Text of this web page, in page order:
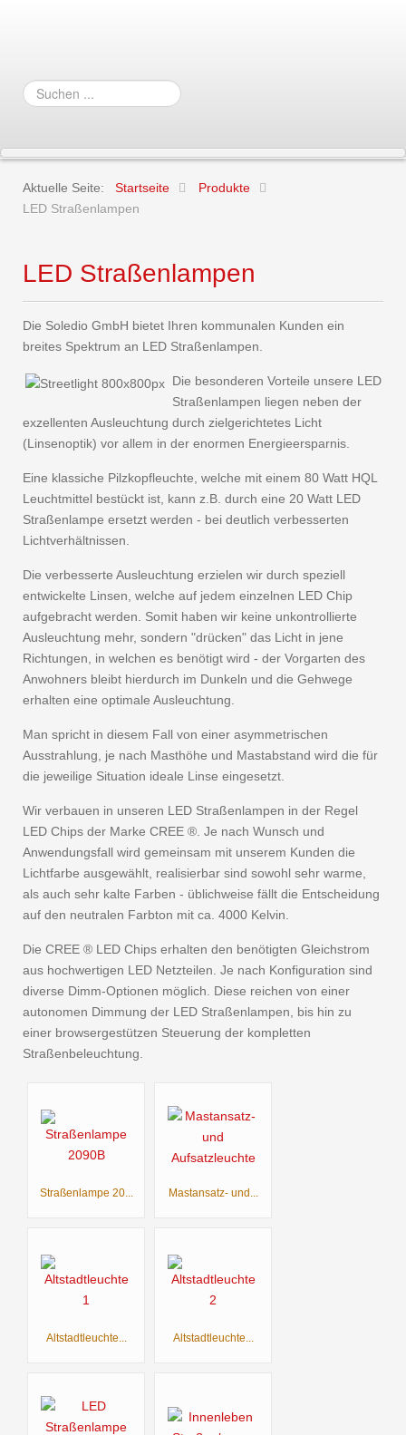
Suchen
...
Aktuelle Seite: Startseite
Produkte
LED Straßenlampen
LED Straßenlampen
Die Soledio GmbH bietet Ihren kommunalen Kunden ein
breites Spektrum an LED Straßenlampen.
Die besonderen Vorteile unsere LED
Straßenlampen liegen neben der
exzellenten Ausleuchtung durch zielgerichtetes Licht
(Linsenoptik) vor allem in der enormen Energieersparnis.
Eine klassiche Pilzkopfleuchte, welche mit einem 80 Watt HQL
Leuchtmittel bestückt ist, kann z.B. durch eine 20 Watt LED
Straßenlampe ersetzt werden - bei deutlich verbesserten
Lichtverhältnissen.
Die verbesserte Ausleuchtung erzielen wir durch speziell
entwickelte Linsen, welche auf jedem einzelnen LED Chip
aufgebracht werden. Somit haben wir keine unkontrollierte
Ausleuchtung mehr, sondern "drücken" das Licht in jene
Richtungen, in welchen es benötigt wird - der Vorgarten des
Anwohners bleibt hierdurch im Dunkeln und die Gehwege
erhalten eine optimale Ausleuchtung.
Man spricht in diesem Fall von einer asymmetrischen
Ausstrahlung, je nach Masthöhe und Mastabstand wird die für
die jeweilige Situation ideale Linse eingesetzt.
Wir verbauen in unseren LED Straßenlampen in der Regel
LED Chips der Marke CREE ®. Je nach Wunsch und
Anwendungsfall wird gemeinsam mit unserem Kunden die
Lichtfarbe ausgewählt, realisierbar sind sowohl sehr warme,
als auch sehr kalte Farben - üblichweise fällt die Entscheidung
auf den neutralen Farbton mit ca. 4000 Kelvin.
Die CREE ® LED Chips erhalten den benötigten Gleichstrom
aus hochwertigen LED Netzteilen. Je nach Konfiguration sind
diverse Dimm-Optionen möglich. Diese reichen von einer
autonomen Dimmung der LED Straßenlampen, bis hin zu
einer browsergestützen Steuerung der kompletten
Straßenbeleuchtung.
Straßenlampe 20... Mastansatz- und...
Altstadtleuchte... Altstadtleuchte...